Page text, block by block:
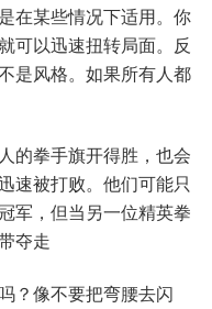
在某些情况下适用。你
可以迅速扭转局面。反
是风格。如果所有人都
的拳手旗开得胜，也会
速被打败。他们可能只
军，但当另一位精英拳
夺走
？像不要把弯腰去闪